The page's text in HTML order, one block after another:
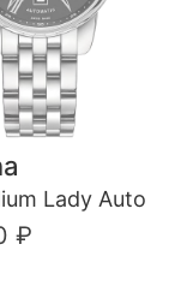
Lady Auto
₽